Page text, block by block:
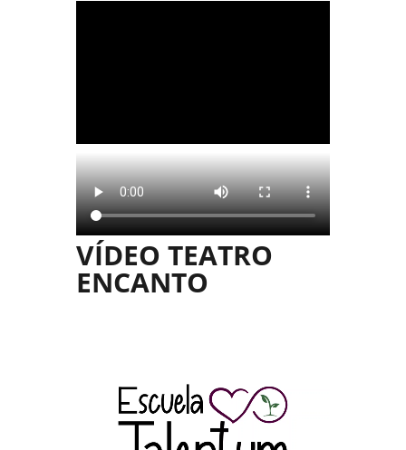
VÍDEO TEATRO
ENCANTO